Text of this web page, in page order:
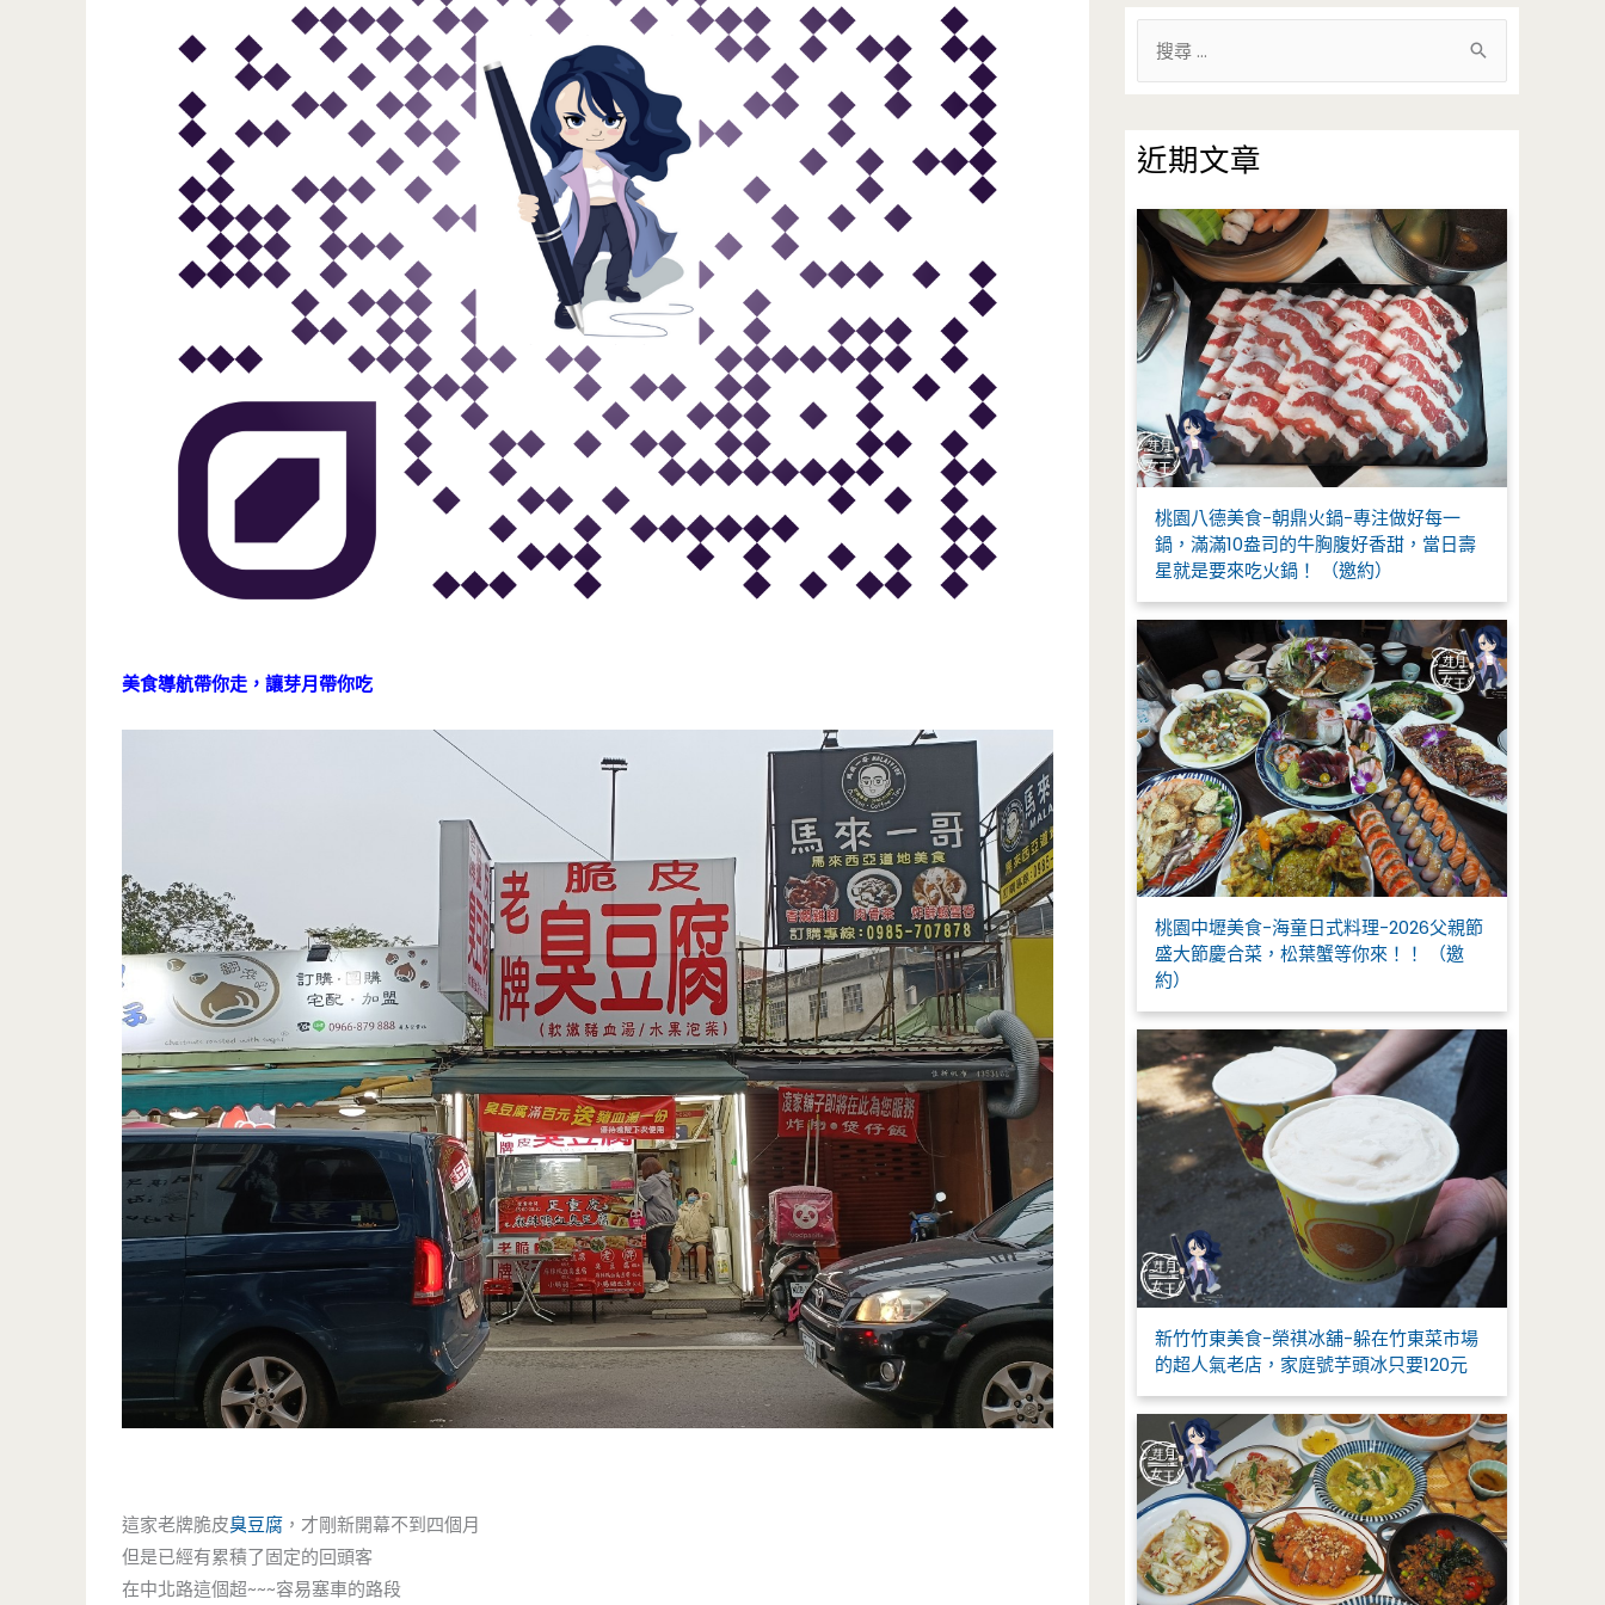
美食導航帶你走，讓芽月帶你吃
這家老牌脆皮臭豆腐 ，才剛新開幕不到四個月
但是已經有累積了固定的回頭客
在中北路這個超~~~容易塞車的路段
鍵
字
:
近期文章
桃園八德美食-朝鼎火鍋-專注做好每一
鍋，滿滿10盎司的牛胸腹好香甜，當日壽
星就是要來吃火鍋！ （邀約）
桃園中壢美食-海童日式料理-2026父親節
盛大節慶合菜，松葉蟹等你來！！ （邀
約）
新竹竹東美食-榮祺冰舖-躲在竹東菜市場
的超人氣老店，家庭號芋頭冰只要120元